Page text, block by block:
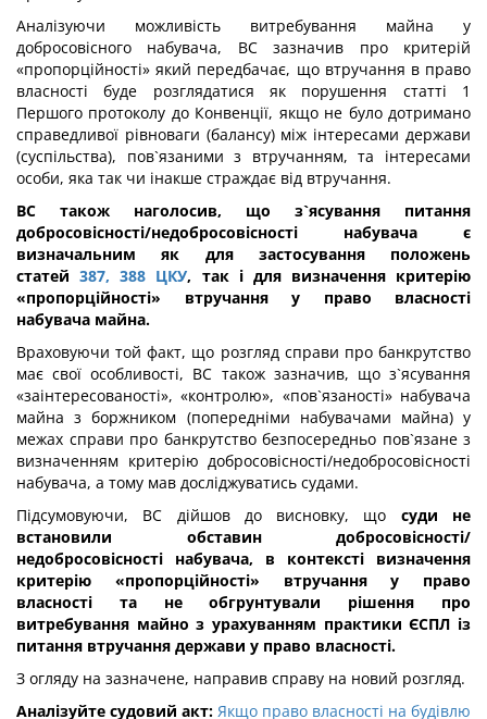
Аналізуючи можливість витребування майна у
добросовісного набувача, ВС зазначив про критерій
«пропорційності» який передбачає, що втручання в право
власності буде розглядатися як порушення статті 1
Першого протоколу до Конвенції, якщо не було дотримано
справедливої рівноваги (балансу) між інтересами держави
(суспільства), пов`язаними з втручанням, та інтересами
особи, яка так чи інакше страждає від втручання.
ВС також наголосив, що з`ясування питання
добросовісності/недобросовісності набувача є
визначальним як для застосування положень
статей387, 388 ЦКУ, так і для визначення критерію
«пропорційності» втручання у право власності
набувача майна.
Враховуючи той факт, що розгляд справи про банкрутство
має свої особливості, ВС також зазначив, що з`ясування
«заінтересованості», «контролю», «пов`язаності» набувача
майна з боржником (попередніми набувачами майна) у
межах справи про банкрутство безпосередньо пов`язане з
визначенням критерію добросовісності/недобросовісності
набувача, а тому мав досліджуватись судами.
Підсумовуючи, ВС дійшов до висновку, що суди не
встановили обставин добросовісності/
недобросовісності набувача, в контексті визначення
критерію «пропорційності» втручання у право
власності та не обгрунтували рішення про
витребування майно з урахуванням практики ЄСПЛ із
питання втручання держави у право власності.
З огляду на зазначене, направив справу на новий розгляд.
Аналізуйте судовий акт: Якщо право власності на будівлю